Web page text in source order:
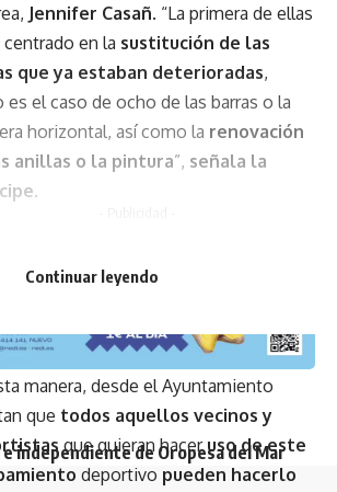
Jennifer Casañ. “La primera de ellas
centrado en la sustitución de las
que ya estaban deterioradas,
es el caso de ocho de las barras o la
horizontal, así como la renovación
anillas o la pintura”, señala la
.
manera, desde el Ayuntamiento
que todos aquellos vecinos y
que quieran haceruso de este
deportivo pueden hacerlo
Continuar leyendo
independiente de Oropesa del Mar